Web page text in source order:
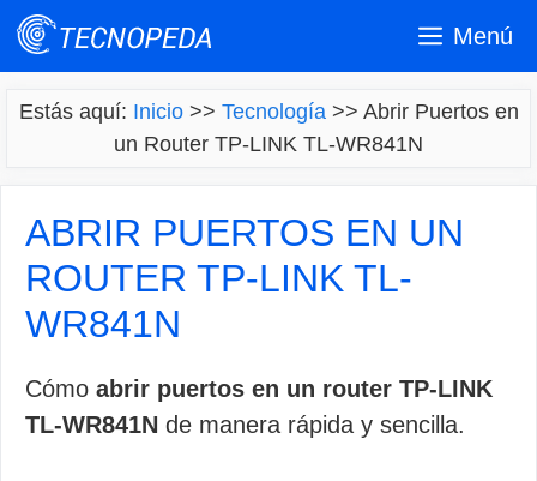
Saltar
Menú
Estás aquí: Inicio>> Tecnología>> Abrir Puertos en
un Router TP-LINK TL-WR841N
ABRIR PUERTOS EN UN
ROUTER TP-LINK TL-
WR841N
Cómo abrir puertos en un router TP-LINK
TL-WR841N de manera rápida y sencilla.